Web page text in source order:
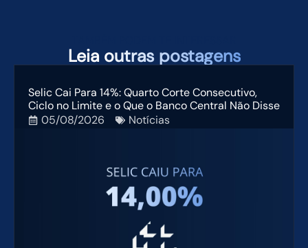
Leia outras postagens
Selic Cai Para 14%: Quarto Corte Consecutivo,
Ciclo no Limite e o Que o Banco Central Não Disse
05/08/2026
Notícias